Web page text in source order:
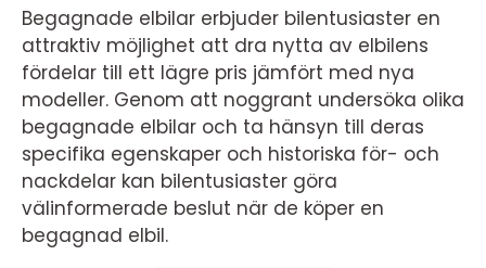
Begagnade elbilar erbjuder bilentusiaster en
attraktiv möjlighet att dra nytta av elbilens
fördelar till ett lägre pris jämfört med nya
modeller. Genom att noggrant undersöka olika
begagnade elbilar och ta hänsyn till deras
specifika egenskaper och historiska för- och
nackdelar kan bilentusiaster göra
välinformerade beslut när de köper en
begagnad elbil.